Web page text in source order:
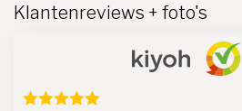
Klantenreviews + foto's